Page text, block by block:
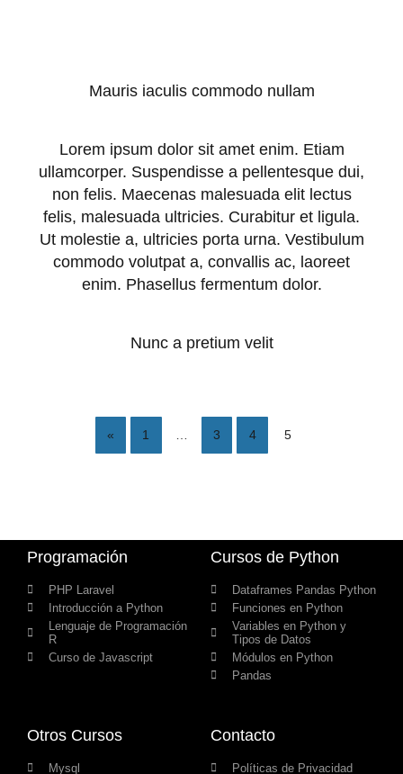
Mauris iaculis commodo nullam
Lorem ipsum dolor sit amet enim. Etiam
ullamcorper. Suspendisse a pellentesque dui,
non felis. Maecenas malesuada elit lectus
felis, malesuada ultricies. Curabitur et ligula.
Ut molestie a, ultricies porta urna. Vestibulum
commodo volutpat a, convallis ac, laoreet
enim. Phasellus fermentum dolor.
Nunc a pretium velit
« 1 3 4 5
Programación
PHP Laravel
Introducción a Python
Lenguaje de Programación
R
Curso de Javascript
Cursos de Python
Dataframes Pandas Python
Funciones en Python
Variables en Python y
Tipos de Datos
Módulos en Python
Pandas
Otros Cursos
Mysql
Contacto
Políticas de Privacidad